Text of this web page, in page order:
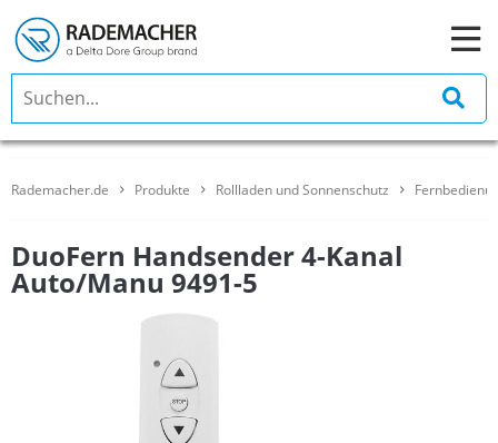
Rademacher.de Produkte Rollladen und Sonnenschutz
DuoFern Handsender 4-Kanal
Auto/Manu 9491-5